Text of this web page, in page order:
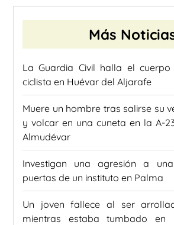
Más
La Guardia Civil halla el
ciclista en Huévar del Aljarafe
Muere un hombre tras salirse su
y volcar en una cuneta en la A-
Almudévar
Investigan una agresión a
puertas de un instituto en Palma
Un joven fallece al ser
mientras estaba tumbado en